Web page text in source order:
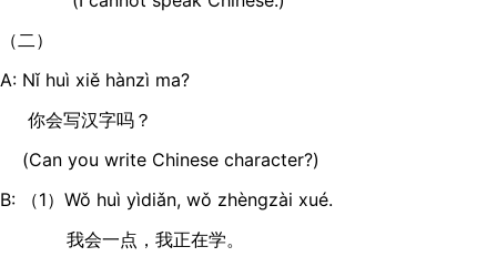
（二）
A: Nǐ huì xiě hànzì ma?
你会写汉字吗？
(Can you write Chinese character?)
B: （1）Wǒ huì yìdiǎn, wǒ zhèngzài xué.
我会一点，我正在学。